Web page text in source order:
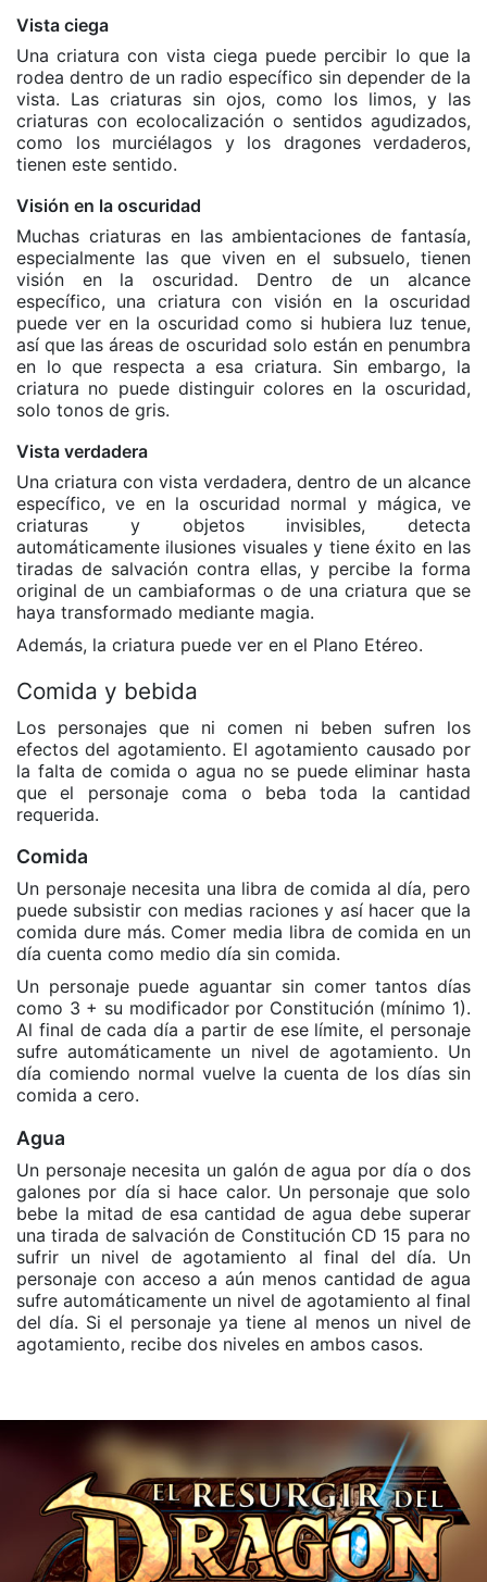
Vista ciega
Una criatura con vista ciega puede percibir lo que la
rodea dentro de un radio específico sin depender de la
vista. Las criaturas sin ojos, como los limos, y las
criaturas con ecolocalización o sentidos agudizados,
como los murciélagos y los dragones verdaderos,
tienen este sentido.
Visión en la oscuridad
Muchas criaturas en las ambientaciones de fantasía,
especialmente las que viven en el subsuelo, tienen
visión en la oscuridad. Dentro de un alcance
específico, una criatura con visión en la oscuridad
puede ver en la oscuridad como si hubiera luz tenue,
así que las áreas de oscuridad solo están en penumbra
en lo que respecta a esa criatura. Sin embargo, la
criatura no puede distinguir colores en la oscuridad,
solo tonos de gris.
Vista verdadera
Una criatura con vista verdadera, dentro de un alcance
específico, ve en la oscuridad normal y mágica, ve
criaturas y objetos invisibles, detecta
automáticamente ilusiones visuales y tiene éxito en las
tiradas de salvación contra ellas, y percibe la forma
original de un cambiaformas o de una criatura que se
haya transformado mediante magia.
Además, la criatura puede ver en el Plano Etéreo.
Comida y bebida
Los personajes que ni comen ni beben sufren los
efectos del agotamiento. El agotamiento causado por
la falta de comida o agua no se puede eliminar hasta
que el personaje coma o beba toda la cantidad
requerida.
Comida
Un personaje necesita una libra de comida al día, pero
puede subsistir con medias raciones y así hacer que la
comida dure más. Comer media libra de comida en un
día cuenta como medio día sin comida.
Un personaje puede aguantar sin comer tantos días
como 3 + su modificador por Constitución (mínimo 1).
Al final de cada día a partir de ese límite, el personaje
sufre automáticamente un nivel de agotamiento. Un
día comiendo normal vuelve la cuenta de los días sin
comida a cero.
Agua
Un personaje necesita un galón de agua por día o dos
galones por día si hace calor. Un personaje que solo
bebe la mitad de esa cantidad de agua debe superar
una tirada de salvación de Constitución CD 15 para no
sufrir un nivel de agotamiento al final del día. Un
personaje con acceso a aún menos cantidad de agua
sufre automáticamente un nivel de agotamiento al final
del día. Si el personaje ya tiene al menos un nivel de
agotamiento, recibe dos niveles en ambos casos.